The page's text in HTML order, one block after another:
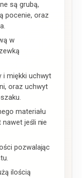
są grubą,
pocenie, oraz
w
i miękki uchwyt
oraz uchwyt
materiału
jeśli nie
pozwalając
ilością